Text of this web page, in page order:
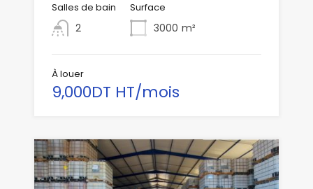
Salles de bain
2
Surface
3000 m²
À louer
9,000DT HT/mois